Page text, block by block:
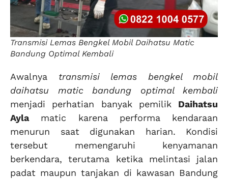
Transmisi Lemas Bengkel Mobil Daihatsu Matic
Bandung Optimal Kembali
Awalnya transmisi lemas bengkel mobil
daihatsu matic bandung optimal kembali
menjadi perhatian banyak pemilik Daihatsu
Aylamatic karena performa kendaraan
menurun saat digunakan harian. Kondisi
tersebut memengaruhi kenyamanan
berkendara, terutama ketika melintasi jalan
padat maupun tanjakan di kawasan Bandung